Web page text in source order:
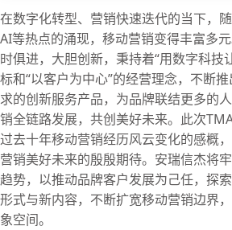
在数字化转型、营销快速迭代的当下，
AI等热点的涌现，移动营销变得丰富多
时俱进，大胆创新，秉持着“用数字科技
标和“以客户为中心”的经营理念，不断
求的创新服务产品，为品牌联结更多的
销全链路发展，共创美好未来。此次
过去十年移动营销经历风云变化的感概
营销美好未来的殷殷期待。安瑞信杰将
趋势，以推动品牌客户发展为己任，探
形式与新内容，不断扩宽移动营销边界
象空间。